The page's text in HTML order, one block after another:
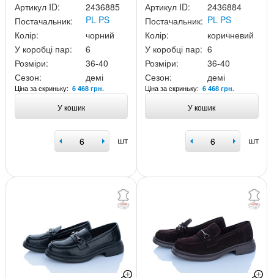
Артикул ID:
2436885
Постачальник:
PL PS
Колір:
чорний
У коробці пар:
6
Розміри:
36-40
Сезон:
демі
Ціна за скриньку: 6 468 грн.
У кошик
шт
Артикул ID:
2436884
Постачальник: PL PS
Колір:
коричневий
У коробці пар: 6
Розміри:
36-40
Сезон:
демі
Ціна за скриньку:6 468 грн.
У кошик
шт